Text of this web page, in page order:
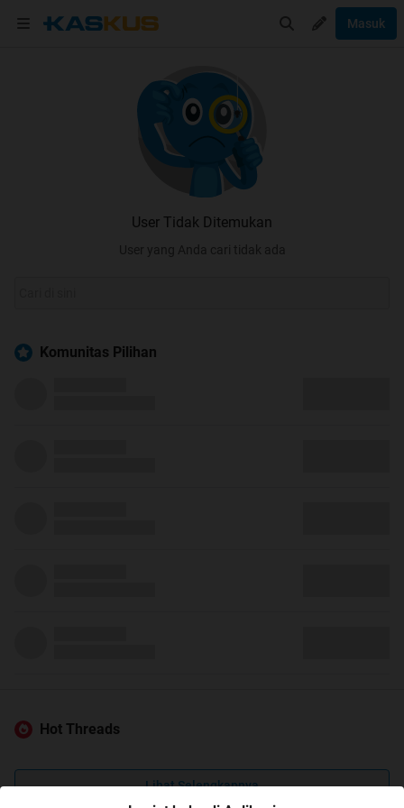
Masuk
User Tidak Ditemukan
User yang Anda cari tidak ada
Komunitas Pilihan
Hot Threads
Lihat Selengkapnya